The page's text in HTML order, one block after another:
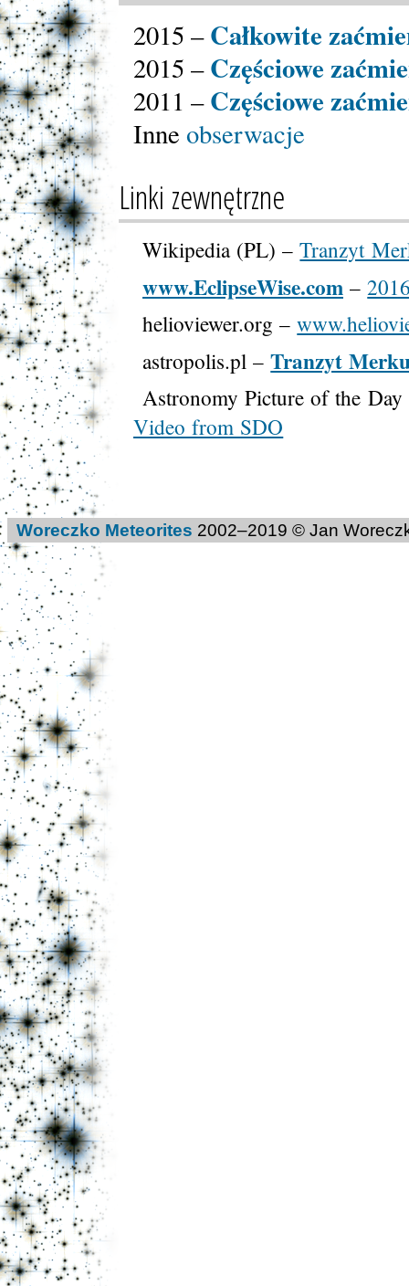
2015 –Całkowite
2015 –Częściowe
2011 –Częściowe
Inne obserwacje
Linki zewnętrzne
Wikipedia (PL) –Tranzyt
www.EclipseWise.com –
helioviewer.org –
astropolis.pl –Tranzyt
Astronomy Picture of the
Video from SDO
Woreczko Meteorites 2002–2019 © Jan